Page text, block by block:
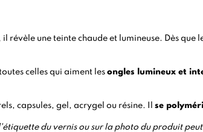
révèle une teinte chaude et lumineuse. Dès que
celles qui aiment lesongles lumineux et
capsules, gel, acrygel ou résine. Ilse
du vernis ou sur la photo du produit